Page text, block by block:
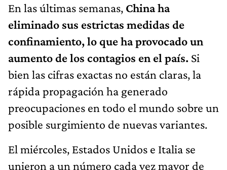
En las últimas semanas, China ha
eliminado sus estrictas medidas de
confinamiento, lo que ha provocado un
aumento de los contagios en el país. Si
bien las cifras exactas no están claras, la
rápida propagación ha generado
preocupaciones en todo el mundo sobre un
posible surgimiento de nuevas variantes.
El miércoles, Estados Unidos e Italia se
unieron a un número cada vez mayor de